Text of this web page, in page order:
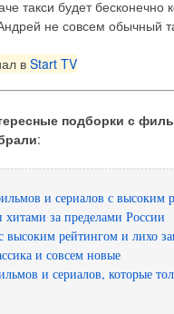
такси будет бесконечно
не совсем обычный
вStart TV
подборки с
:
и сериалов с высоким
хитами за пределами России
высоким рейтингом и лихо
и совсем новые
и сериалов, которые